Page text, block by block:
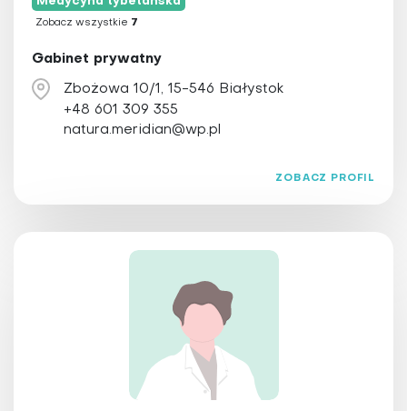
Zobacz wszystkie 7
Gabinet prywatny
Zbożowa 10/1, 15-546 Białystok
+48 601 309 355
natura.meridian@wp.pl
ZOBACZ PROFIL